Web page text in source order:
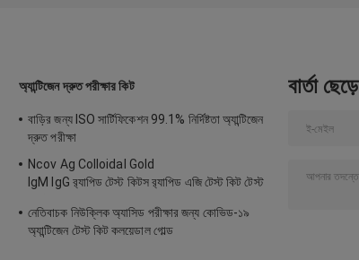
অ্যান্টিজেন দ্রুত পরীক্ষার কিট
বাড়ির জন্য ISO সার্টিফিকেশন 99.1% নির্দিষ্টতা অ্যান্টিজেন
দ্রুত পরীক্ষা
Ncov Ag Colloidal Gold
IgM IgG র‍্যাপিড টেস্ট কিটস র‍্যাপিড এজি টেস্ট কিট টেস্ট
নেতিবাচক নিউক্লিক অ্যাসিড পরীক্ষার জন্য কোভিড-১৯
অ্যান্টিজেন টেস্ট কিট কলয়েডাল গোল্ড
বার্তা ছেড়ে